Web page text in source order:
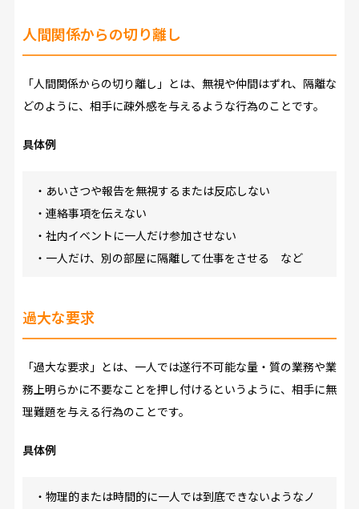
人間関係からの切り離し
「人間関係からの切り離し」とは、無視や仲間はずれ、隔離な
どのように、相手に疎外感を与えるような行為のことです。
具体例
・あいさつや報告を無視するまたは反応しない
・連絡事項を伝えない
・社内イベントに一人だけ参加させない
・一人だけ、別の部屋に隔離して仕事をさせる など
過大な要求
「過大な要求」とは、一人では遂行不可能な量・質の業務や業
務上明らかに不要なことを押し付けるというように、相手に無
理難題を与える行為のことです。
具体例
・物理的または時間的に一人では到底できないようなノ